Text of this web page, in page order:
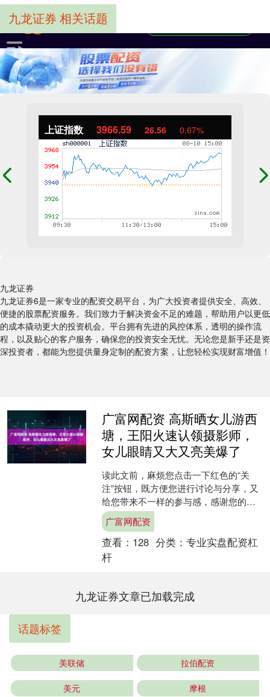
上证指数 3966.59 26.56 0.67%
九龙证券
九龙证券6是一家专业的配资交易平台，为广大投资者提供安全、高效、
便捷的股票配资服务。我们致力于解决资金不足的难题，帮助用户以更低
的成本撬动更大的投资机会。平台拥有先进的风控体系，透明的操作流
程，以及贴心的客户服务，确保您的投资安全无忧。无论您是新手还是资
深投资者，都能为您提供量身定制的配资方案，让您轻松实现财富增值！
九龙证券 相关话题
广富网配资 高斯晒女儿游西
塘，王阳火速认领摄影师，
女儿眼睛又大又亮美爆了
读此文前，麻烦您点击一下红色的“关
注”按钮，既方便您进行讨论与分享，又
给您带来不一样的参与感，感谢您的支
持！ 前不久，高斯携她那可爱的小女儿
游玩西塘，引起了众多....
广富网配资
查看： 128 分类： 专业实盘配资杠
杆
九龙证券文章已加载完成
话题标签
美联储 拉伯配资
美元 摩根